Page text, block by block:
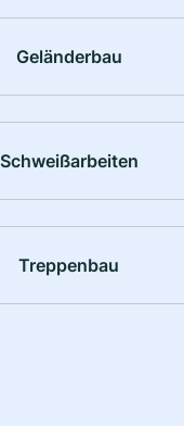
Geländerbau
Schweißarbeiten
Treppenbau